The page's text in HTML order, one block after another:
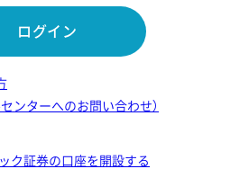
ログイン
ンターへのお問い合わせ）
ク証券の口座を開設する